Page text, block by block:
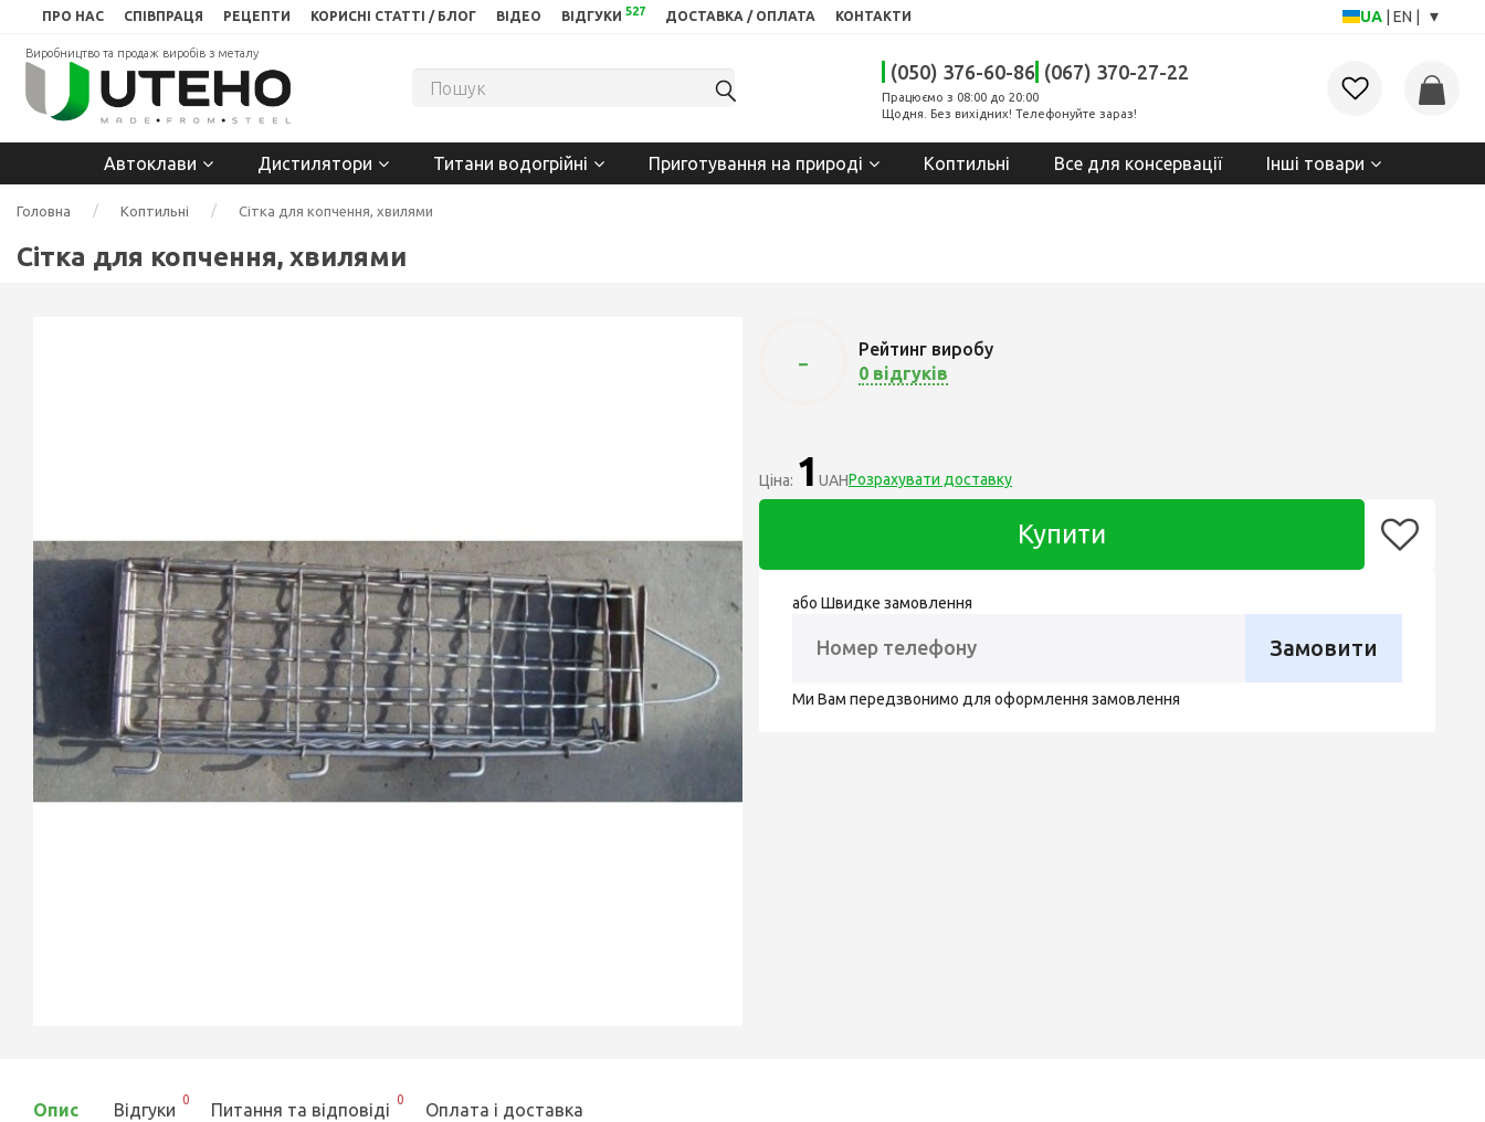
ПРО НАС СПІВПРАЦЯ РЕЦЕПТИ КОРИСНІ СТАТТІ / БЛОГ ВІДЕО ВІДГУКИ 527 ДОСТАВКА / ОПЛАТА КОНТАКТИ UA EN ▾
Виробництво та продаж виробів з металу
(050) 376-60-86 (067) 370-27-22
Працюємо з 08:00 до 20:00
Щодня. Без вихідних! Телефонуйте зараз!
Автоклави Дистилятори Титани водогрійні Приготування на природі Коптильні Все для консервації Інші товари
Головна Коптильні Сітка для копчення, хвилями
Сітка для копчення, хвилями
-
Рейтинг виробу
0 відгуків
Ціна: 1 UAHРозрахувати доставку
Купити
або Швидке замовлення
Замовити
Ми Вам передзвонимо для оформлення замовлення
Опис Відгуки
0
Питання та відповіді
0
Оплата і доставка